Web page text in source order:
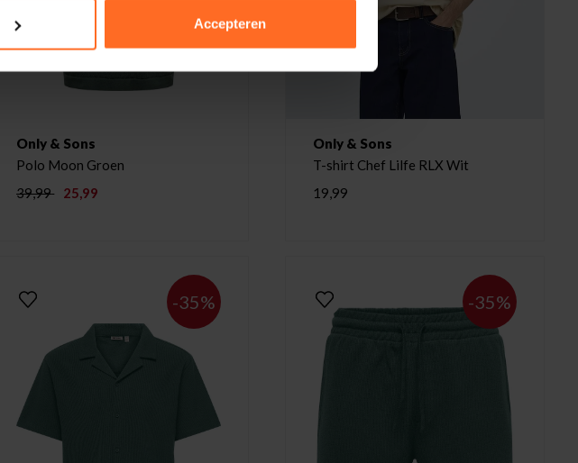
Accepteren
Only & Sons
Polo Moon Groen
39,99
25,99
Only & Sons
T-shirt Chef Lilfe RLX Wit
19,99
-35% -35%